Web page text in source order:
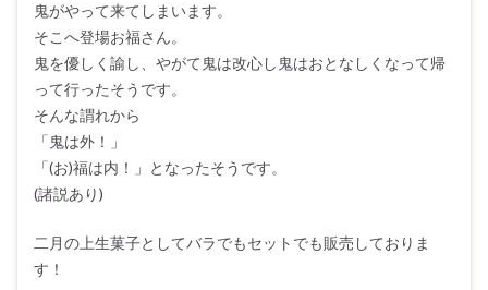
鬼がやって来てしまいます。
そこへ登場お福さん。
鬼を優しく諭し、やがて鬼は改心し鬼はおとなしくなって帰
って行ったそうです。
そんな謂れから
「鬼は外！」
「(お)福は内！」となったそうです。
(諸説あり)
二月の上生菓子としてバラでもセットでも販売しておりま
す！